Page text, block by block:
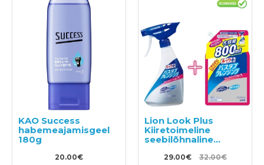
KAO Success
habemeajamisgeel
180g
20.00€
Lion Look Plus
Kiiretoimeline
seebilõhnaline
500ml + täide 800ml
29.00€ 32.00€